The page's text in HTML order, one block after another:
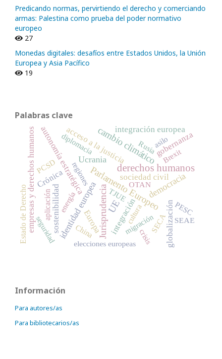
Predicando normas, pervirtiendo el derecho y comerciando
armas: Palestina como prueba del poder normativo
europeo
27
Monedas digitales: desafíos entre Estados Unidos, la Unión
Europea y Asia Pacífico
19
Palabras clave
derechos humanos
Parlamento Europeo
UE
cambio climático
Jurisprudencia democracia
identidad europea
Ucrania
autonomía estratégica
Europa
Crónica
integración
gobernanza
acceso a la justicia
globalización
integración europea
empresas y derechos humanos sociedad civil
sostenibilidad migración
crisis
PCSD regiones
Rusia
Brexit
cultura PESC
seguridad
energía
China
elecciones europeas
TJUE
OTAN
Estado de Derecho SEAE
diplomacia
aplicación
SECA
asilo
Información
Para autores/as
Para bibliotecarios/as